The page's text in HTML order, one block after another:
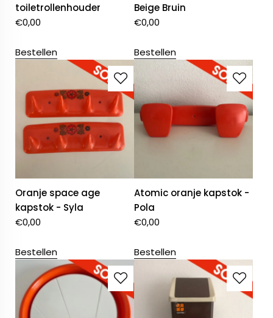
toiletrollenhouder
€0,00
Bestellen
Beige Bruin
€0,00
Bestellen
Oranje space age
kapstok - Syla
€0,00
Bestellen
Atomic oranje kapstok -
Pola
€0,00
Bestellen